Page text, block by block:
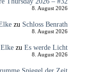
8. August 2026
zu Schloss Benrath
8. August 2026
Elkezu Es werde Licht
8. August 2026